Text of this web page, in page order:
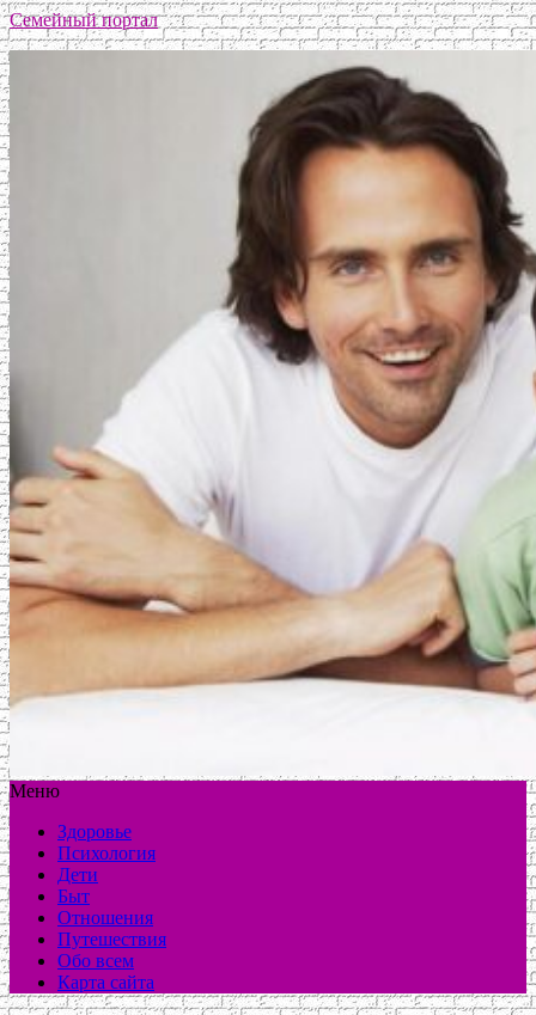
Семейный портал
Меню
Здоровье
Психология
Дети
Быт
Отношения
Путешествия
Обо всем
Карта сайта